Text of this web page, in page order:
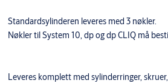
Standardsylinderen leveres med 3 nøkler.
Nøkler til System 10, dp og dp CLIQ må
Leveres komplett med sylinderringer,